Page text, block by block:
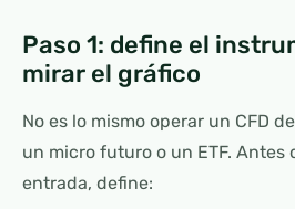
Paso 1: define el
mirar el gráfico
No es lo mismo operar un CFD
un micro futuro o un ETF. Antes
entrada, define: